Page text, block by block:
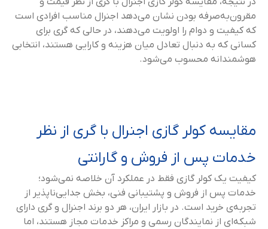
مقرون‌به‌صرفه بودن نشان می‌دهد اجنرال مناسب افرادی است
که کیفیت و دوام را اولویت می‌دهند، در حالی که گری برای
کسانی که به دنبال تعادل میان هزینه و کارایی هستند، انتخابی
هوشمندانه محسوب می‌شود.
مقایسه کولر گازی اجنرال با گری از نظر
خدمات پس از فروش و گارانتی
کیفیت یک کولر گازی فقط در عملکرد آن خلاصه نمی‌شود؛
خدمات پس از فروش و پشتیبانی فنی، بخش جدایی‌ناپذیر از
تجربه‌ی خرید است. در بازار ایران، هر دو برند اجنرال و گری دارای
شبکه‌ای از نمایندگان رسمی و مراکز خدمات مجاز هستند، اما